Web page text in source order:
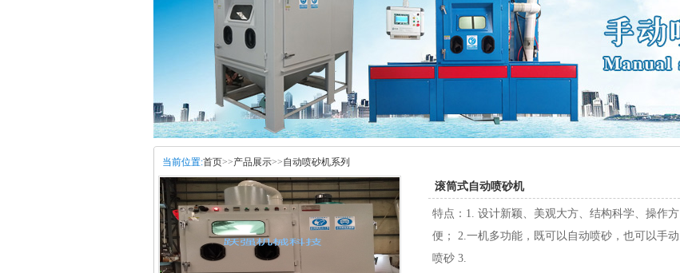
当前位置:首页>>产品展示>>自动喷砂机系列
滚筒式自动喷砂机
特点：1. 设计新颖、美观大方、结构科学、操作方
便； 2.一机多功能，既可以自动喷砂，也可以手动
喷砂 3.